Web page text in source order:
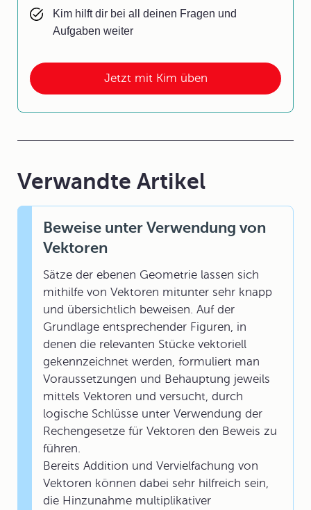
Jetzt mit Kim üben
Kim hilft dir bei all deinen Fragen und
Aufgaben weiter
Verwandte Artikel
Beweise unter Verwendung von
Vektoren
Sätze der ebenen Geometrie lassen sich
mithilfe von Vektoren mitunter sehr knapp
und übersichtlich beweisen. Auf der
Grundlage entsprechender Figuren, in
denen die relevanten Stücke vektoriell
gekennzeichnet werden, formuliert man
Voraussetzungen und Behauptung jeweils
mittels Vektoren und versucht, durch
logische Schlüsse unter Verwendung der
Rechengesetze für Vektoren den Beweis zu
führen.
Bereits Addition und Vervielfachung von
Vektoren können dabei sehr hilfreich sein,
die Hinzunahme multiplikativer